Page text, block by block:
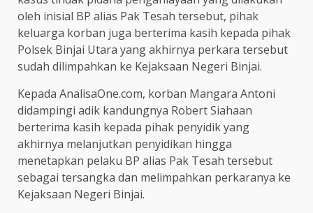
oleh inisial BP alias Pak Tesah tersebut, pihak
keluarga korban juga berterima kasih kepada pihak
Polsek Binjai Utara yang akhirnya perkara tersebut
sudah dilimpahkan ke Kejaksaan Negeri Binjai.
Kepada AnalisaOne.com, korban Mangara Antoni
didampingi adik kandungnya Robert Siahaan
berterima kasih kepada pihak penyidik yang
akhirnya melanjutkan penyidikan hingga
menetapkan pelaku BP alias Pak Tesah tersebut
sebagai tersangka dan melimpahkan perkaranya ke
Kejaksaan Negeri Binjai.